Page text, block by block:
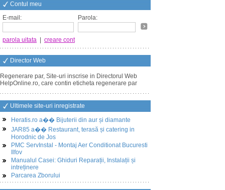
Contul meu
E-mail:
Parola:
parola uitata creare cont
Director Web
Regenerare par, Site-uri inscrise in Directorul Web
HelpOnline.ro, care contin eticheta regenerare par
Ultimele site-uri inregistrate
Heratis.ro a�� Bijuterii din aur și diamante
JAR85 a�� Restaurant, terasă și catering in
Horodnic de Jos
PMC ServInstal - Montaj Aer Conditionat Bucuresti
Ilfov
Manualul Casei: Ghiduri Reparații, Instalații și
intreținere
Parcarea Zborului